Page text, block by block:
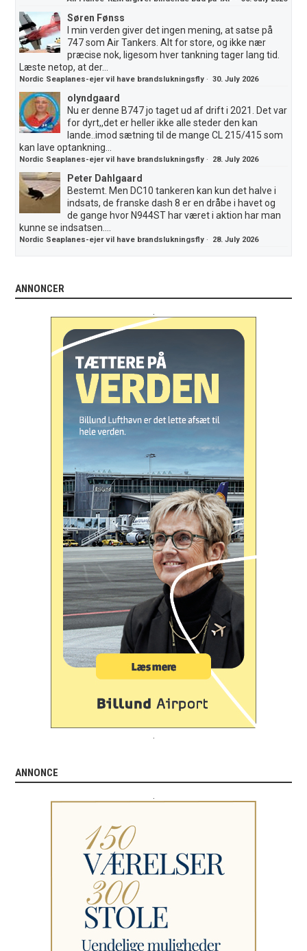
Søren Fønss
I min verden giver det ingen mening, at satse på
747 som Air Tankers. Alt for store, og ikke nær
præcise nok, ligesom hver tankning tager lang tid.
Læste netop, at der...
Nordic Seaplanes-ejer vil have brandslukningsfly ·30. July 2026
olyndgaard
Nu er denne B747 jo taget ud af drift i 2021. Det var
for dyrt,,det er heller ikke alle steder den kan
lande..imod sætning til de mange CL 215/415 som
kan lave optankning...
Nordic Seaplanes-ejer vil have brandslukningsfly · 28. July 2026
Peter Dahlgaard
Bestemt. Men DC10 tankeren kan kun det halve i
indsats, de franske dash 8 er en dråbe i havet og
de gange hvor N944ST har været i aktion har man
kunne se indsatsen....
Nordic Seaplanes-ejer vil have brandslukningsfly · 28. July 2026
ANNONCER
ANNONCE